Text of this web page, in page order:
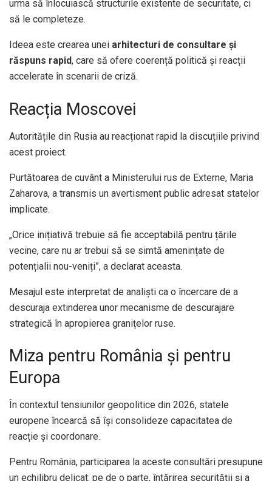
urma să înlocuiască structurile existente de securitate, ci
să le completeze.
Ideea este crearea unei arhitecturi de consultare și
răspuns rapid, care să ofere coerență politică și reacții
accelerate în scenarii de criză.
Reacția Moscovei
Autoritățile din Rusia au reacționat rapid la discuțiile privind
acest proiect.
Purtătoarea de cuvânt a Ministerului rus de Externe, Maria
Zaharova, a transmis un avertisment public adresat statelor
implicate.
„Orice inițiativă trebuie să fie acceptabilă pentru țările
vecine, care nu ar trebui să se simtă amenințate de
potențialii nou-veniți”, a declarat aceasta.
Mesajul este interpretat de analiști ca o încercare de a
descuraja extinderea unor mecanisme de descurajare
strategică în apropierea granițelor ruse.
Miza pentru România și pentru
Europa
În contextul tensiunilor geopolitice din 2026, statele
europene încearcă să își consolideze capacitatea de
reacție și coordonare.
Pentru România, participarea la aceste consultări presupune
un echilibru delicat: pe de o parte, întărirea securității și a